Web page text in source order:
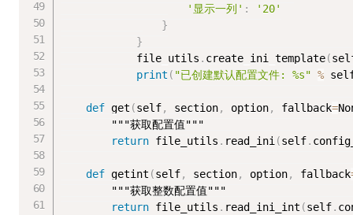
'显示一列' :
'20'
}
}
            file_utils
. create_ini_template(
print ( "已创建默认配置文件: %s" %
def get (self, section, option, fallback=
"""获取配置值"""
return file_utils . read_ini(self.
def getint (self, section, option, fallback
"""获取整数配置值"""
return file_utils . read_ini_int (self.